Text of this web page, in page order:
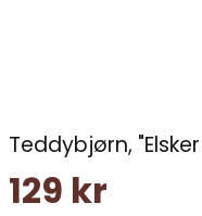
Teddybjørn,
129 kr